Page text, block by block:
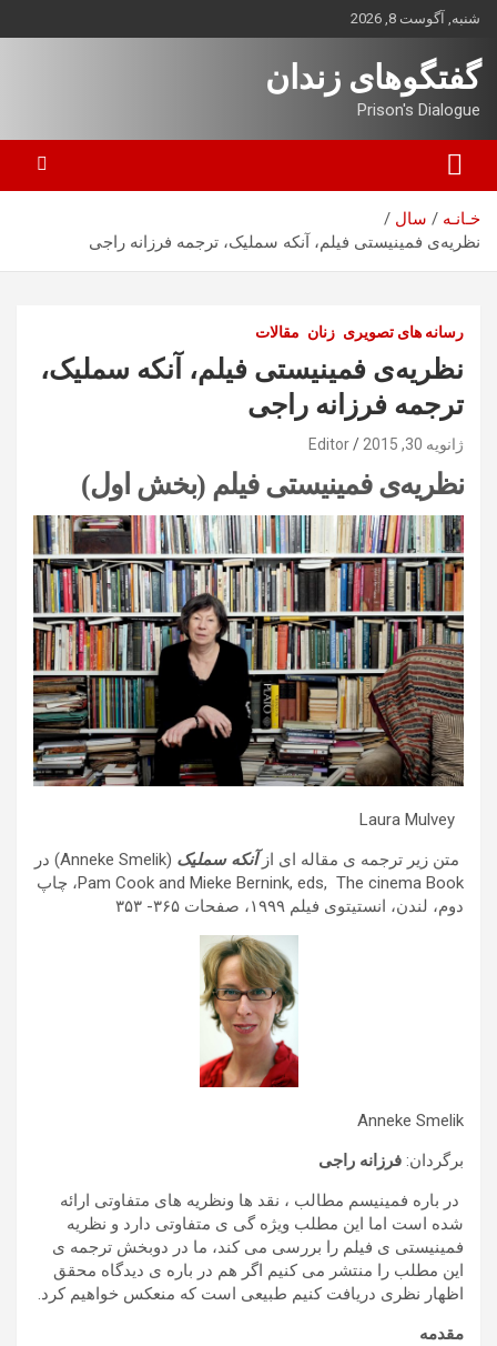
بروید
شنبه, آگوست 8, 2026
گفتگوهای زندان
Prison's Dialogue
خـانـه
سال
نظریه‌ی فمینیستی فیلم، آنکه سملیک، ترجمه فرزانه راجی
رسانه های تصویری زنان مقالات
نظریه‌ی فمینیستی فیلم، آنکه سملیک،
ترجمه فرزانه راجی
ژانویه 30, 2015 Editor
نظریه‌ی فمینیستی فیلم (بخش اول)
متن زیر ترجمه ی مقاله ای از آنکه سملیک
(Anneke Smelik) در
Pam Cook and Mieke Bernink, eds, The cinema Book، چاپ
دوم، لندن، انستیتوی فیلم ١٩٩٩، صفحات ٣۶۵- ٣۵٣
Anneke Smelik
برگردان: فرزانه راجی
در باره فمینیسم مطالب ، نقد ها ونظریه های متفاوتی ارائه
شده است اما این مطلب ویژه گی ی متفاوتی دارد و نظریه
فمینیستی ی فیلم را بررسی می کند، ما در دوبخش ترجمه ی
این مطلب را منتشر می کنیم اگر هم در باره ی دیدگاه محقق
اظهار نظری دریافت کنیم طبیعی است که منعکس خواهیم کرد.
مقدمه